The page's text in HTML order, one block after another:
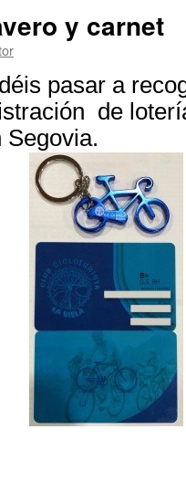
y carnet
pasar a
de
Segovia.